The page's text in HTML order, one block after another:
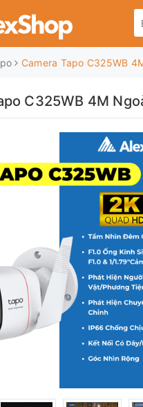
Camera Tapo C325WB
C325WB 4M